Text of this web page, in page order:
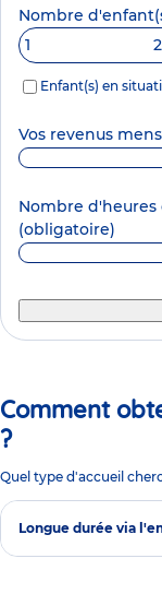
Nombre
1
2
Enfant(s) en
Vos revenus
Nombre d'heures
(obligatoire)
Comment
?
Quel type d'accueil
Longue durée via